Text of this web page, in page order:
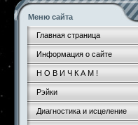
Меню сайта
Главная страница
Информация о сайте
Н О В И Ч К А М !
Рэйки
Диагностика и исцеление